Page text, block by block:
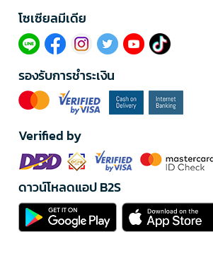
โซเซียลมีเดีย​
รองรับการชำระเงิน
Verified by
ดาวน์โหลดแอป B2S